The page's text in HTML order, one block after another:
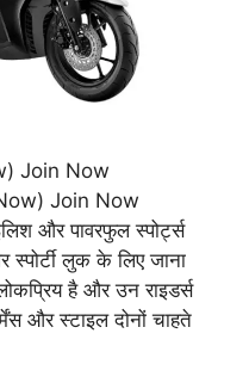
Join Now
Join Now
और पावरफुल स्पोर्ट्स
लुक के लिए जाना
है और उन राइडर्स
और स्टाइल दोनों चाहते